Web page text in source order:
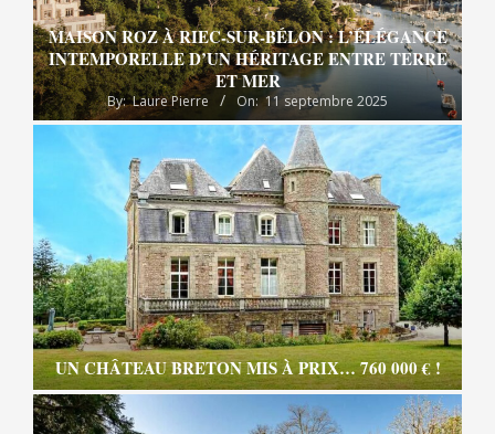
MAISON ROZ À RIEC-SUR-BÉLON : L’ÉLÉGANCE
INTEMPORELLE D’UN HÉRITAGE ENTRE TERRE
ET MER
By: Laure Pierre On: 11 septembre 2025
UN CHÂTEAU BRETON MIS À PRIX… 760 000 € !